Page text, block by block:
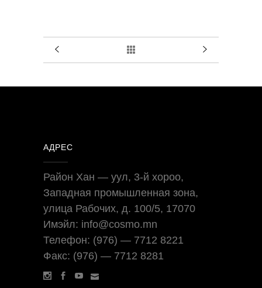
АДРЕС
Район Хан — уул, 3-й хороо,
Западная промышленная зона,
улица Рабочих, д. 100/5, 17070
Имэйл: info@cosmo.mn
Телефон: (976) — 7712 8221
Факс: (976) — 7712 8281